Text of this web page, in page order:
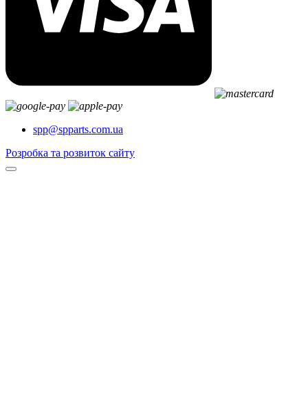
spp@spparts.com.ua
Розробка та розвиток сайту